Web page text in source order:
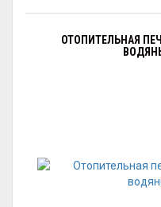
ОТОПИТЕЛЬНАЯ